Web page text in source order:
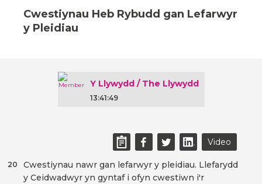
Cwestiynau Heb Rybudd gan Lefarwyr
y Pleidiau
Y Llywydd / The Llywydd
13:41:49
Video
Cwestiynau nawr gan lefarwyr y pleidiau. Llefarydd
y Ceidwadwyr yn gyntaf i ofyn cwestiwn i'r
20